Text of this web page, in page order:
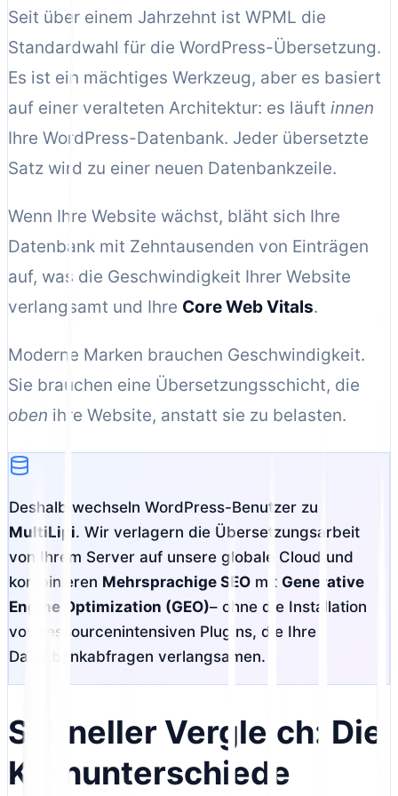
Seit über einem Jahrzehnt ist WPML die
Standardwahl für die WordPress-Übersetzung.
Es ist ein mächtiges Werkzeug, aber es basiert
auf einer veralteten Architektur: es läuft innen
Ihre WordPress-Datenbank. Jeder übersetzte
Satz wird zu einer neuen Datenbankzeile.
Wenn Ihre Website wächst, bläht sich Ihre
Datenbank mit Zehntausenden von Einträgen
auf, was die Geschwindigkeit Ihrer Website
verlangsamt und Ihre Core Web Vitals.
Moderne Marken brauchen Geschwindigkeit.
Sie brauchen eine Übersetzungsschicht, die
oben ihre Website, anstatt sie zu belasten.
Deshalb wechseln WordPress-Benutzer zu
MultiLipi. Wir verlagern die Übersetzungsarbeit
von Ihrem Server auf unsere globale Cloud und
kombinieren Mehrsprachige SEO mit Generative
Engine Optimization (GEO)– ohne die Installation
von ressourcenintensiven Plugins, die Ihre
Datenbankabfragen verlangsamen.
Schneller Vergleich: Die
Kernunterschiede